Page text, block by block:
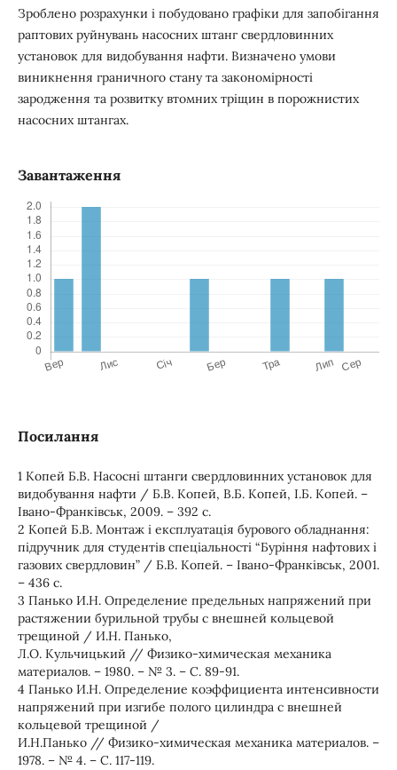
Зроблено розрахунки і побудовано графіки для запобігання
раптових руйнувань насосних штанг свердловинних
установок для видобування нафти. Визначено умови
виникнення граничного стану та закономірності
зародження та розвитку втомних тріщин в порожнистих
насосних штангах.
Завантаження
Посилання
1 Копей Б.В. Насосні штанги свердловинних установок для
видобування нафти / Б.В. Копей, В.Б. Копей, І.Б. Копей. –
Івано-Франківськ, 2009. – 392 с.
2 Копей Б.В. Монтаж і експлуатація бурового обладнання:
підручник для студентів спеціальності “Буріння нафтових і
газових свердловин” / Б.В. Копей. – Івано-Франківськ, 2001.
– 436 с.
3 Панько И.Н. Определение предельных напряжений при
растяжении бурильной трубы с внешней кольцевой
трещиной / И.Н. Панько,
Л.О. Кульчицький // Физико-химическая механика
материалов. – 1980. – № 3. – С. 89-91.
4 Панько И.Н. Определение коэффициента интенсивности
напряжений при изгибе полого цилиндра с внешней
кольцевой трещиной /
И.Н.Панько // Физико-химическая механика материалов. –
1978. – № 4. – С. 117-119.